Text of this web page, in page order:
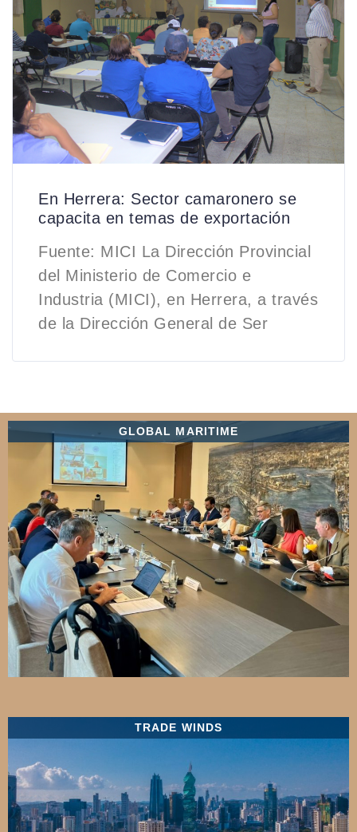
En Herrera: Sector camaronero se
capacita en temas de exportación
Fuente: MICI La Dirección Provincial
del Ministerio de Comercio e
Industria (MICI), en Herrera, a través
de la Dirección General de Ser
GLOBAL MARITIME
TRADE WINDS